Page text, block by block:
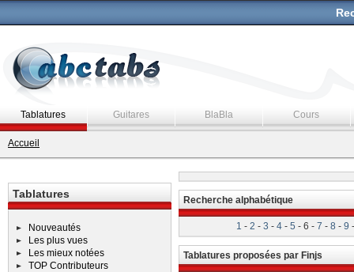
Tablatures Guitares BlaBla Cours
Accueil
Tablatures
Nouveautés
Les plus vues
Les mieux notées
TOP Contributeurs
Recherche alphabétique
1 - 2 - 3 - 4- 5 - 6 - 7 - 8 - 9
Tablatures proposées par Finjs